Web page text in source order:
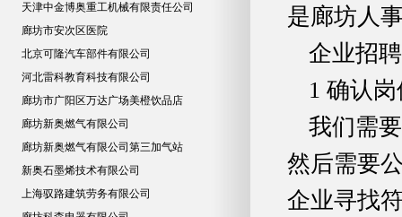
是廊坊人
企业招
1 确认
我们需
然后需要
企业寻找
天津中金博奥重工机械有限责任公司
廊坊市安次区医院
北京可隆汽车部件有限公司
河北雷科教育科技有限公司
廊坊市广阳区万达广场美橙饮品店
廊坊新奥燃气有限公司
廊坊新奥燃气有限公司第三加气站
新奥石墨烯技术有限公司
上海驭路建筑劳务有限公司